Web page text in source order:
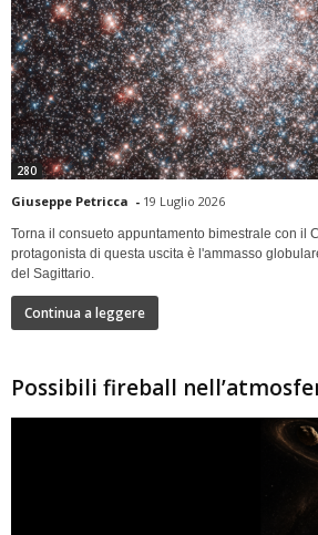
280
Giuseppe Petricca - 19 Luglio 2026
Torna il consueto appuntamento bimestrale con il
protagonista di questa uscita è l'ammasso
del Sagittario.
Continua a leggere
Possibili fireball